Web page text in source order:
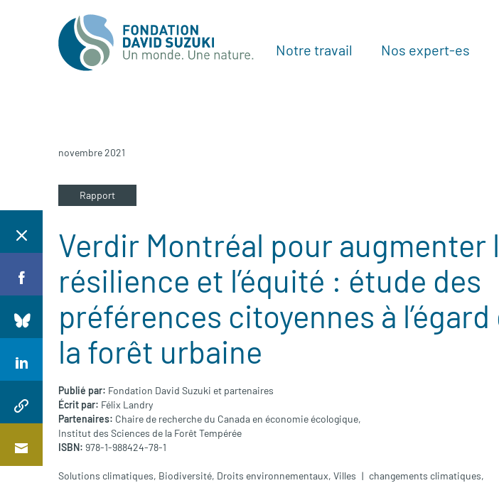
Notre travail Nos expert-es
novembre 2021
Rapport
Verdir Montréal pour augmenter
résilience et l’équité : étude des
préférences citoyennes à l’égard
la forêt urbaine
Publié par: Fondation David Suzuki et partenaires
Écrit par: Félix Landry
Partenaires: Chaire de recherche du Canada en économie écologique,
Institut des Sciences de la Forêt Tempérée
ISBN: 978-1-988424-78-1
Solutions climatiques, Biodiversité, Droits environnementaux, Villes changements climatiques,